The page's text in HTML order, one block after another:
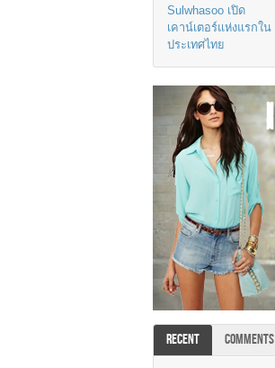
Sulwhasoo เปิด
เคาน์เตอร์แห่งแรกใน
ประเทศไทย
RECENT COMMENTS